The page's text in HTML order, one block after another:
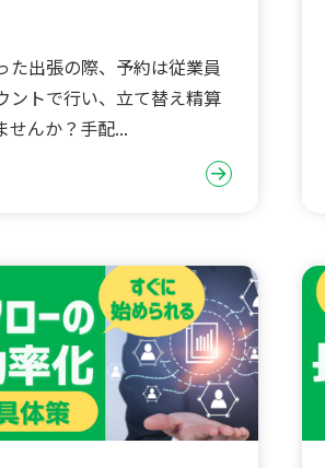
た出張の際、予約は従業員
ントで行い、立て替え精算
せんか？手配...